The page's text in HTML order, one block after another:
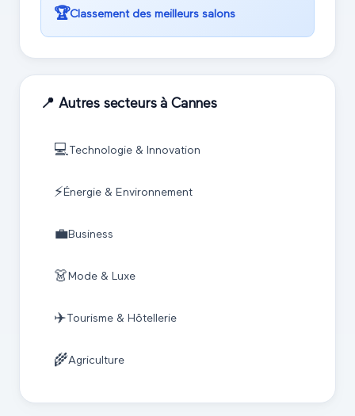
🏆Classement des meilleurs salons
📍 Autres secteurs à Cannes
💻 Technologie & Innovation
⚡ Énergie & Environnement
💼Business
👗 Mode & Luxe
✈️ Tourisme & Hôtellerie
🌾Agriculture